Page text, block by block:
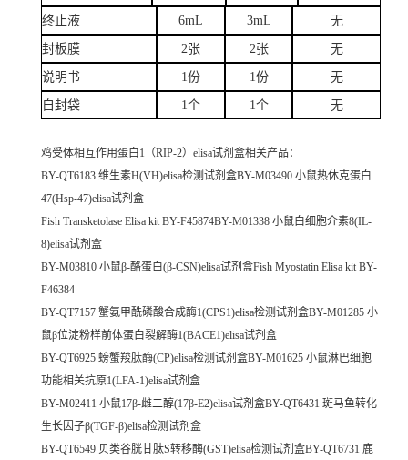
终止液 6mL 3mL 无
封板膜 2张 2张 无
说明书 1份 1份 无
自封袋 1个 1个 无
鸡受体相互作用蛋白1（RIP-2）elisa试剂盒相关产品：
BY-QT6183 维生素H(VH)elisa检测试剂盒BY-M03490 小鼠热休克蛋白
47(Hsp-47)elisa试剂盒
Fish Transketolase Elisa kit BY-F45874BY-M01338 小鼠白细胞介素8(IL-
8)elisa试剂盒
BY-M03810 小鼠β-酪蛋白(β-CSN)elisa试剂盒Fish Myostatin Elisa kit BY-
F46384
BY-QT7157 蟹氨甲酰磷酸合成酶1(CPS1)elisa检测试剂盒BY-M01285 小
鼠β位淀粉样前体蛋白裂解酶1(BACE1)elisa试剂盒
BY-QT6925 螃蟹羧肽酶(CP)elisa检测试剂盒BY-M01625 小鼠淋巴细胞
功能相关抗原1(LFA-1)elisa试剂盒
BY-M02411 小鼠17β-雌二醇(17β-E2)elisa试剂盒BY-QT6431 斑马鱼转化
生长因子β(TGF-β)elisa检测试剂盒
BY-QT6549 贝类谷胱甘肽S转移酶(GST)elisa检测试剂盒BY-QT6731 鹿